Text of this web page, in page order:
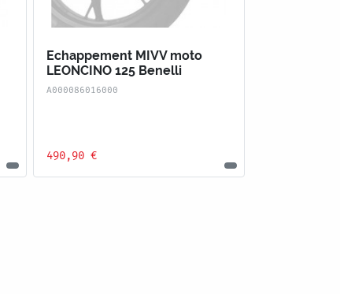
Echappement MIVV moto
LEONCINO 125 Benelli
A000086016000
490,90 €